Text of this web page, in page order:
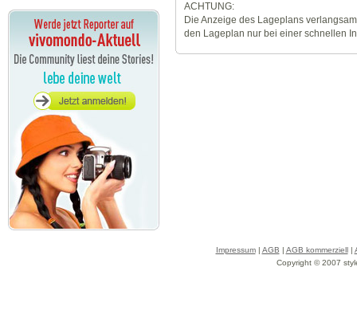
ACHTUNG:
Die Anzeige des Lageplans
den Lageplan nur bei einer schnellen
Impressum| AGB | AGB kommerziell|
Copyright © 2007